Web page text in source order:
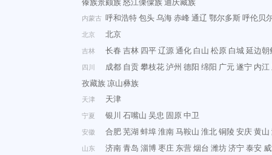
内蒙古 呼和浩特包头乌海赤峰通辽 鄂尔多斯呼伦贝
北京 北京
吉林 长春 吉林 四平辽源通化 白山 松原 白城延边朝
四川 成都 自贡攀枝花泸州 德阳 绵阳 广元遂宁 内江
孜藏族凉山彝族
天津 天津
宁夏 银川 石嘴山 吴忠 固原中卫
安徽 合肥芜湖 蚌埠淮南马鞍山 淮北铜陵 安庆黄山
山东 济南青岛 淄博枣庄 东营烟台 潍坊济宁泰安